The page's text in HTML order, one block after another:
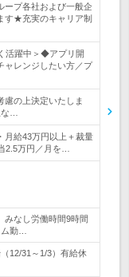
ープ各社および一般企
す★充実のキャリア制
活躍中＞◆アプリ開
ャレンジしたい方／プ
の上決定いたしま
…
月給43万円以上＋裁量
2.5万円／月を…
なし労働時間9時間
勤…
12/31～1/3）有給休